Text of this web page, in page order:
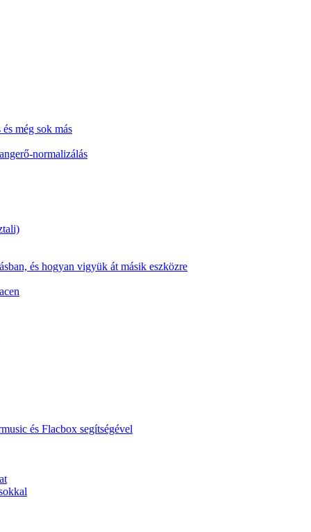
még sok más
normalizálás
és hogyan vigyük át másik eszközre
és Flacbox segítségével